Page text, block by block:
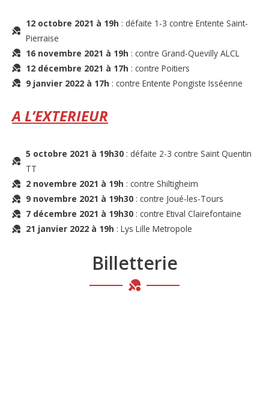
12 octobre 2021 à 19h : défaite 1-3 contre Entente Saint-
Pierraise
16 novembre 2021 à 19h : contre Grand-Quevilly ALCL
12 décembre 2021 à 17h : contre Poitiers
9 janvier 2022 à 17h : contre Entente Pongiste Isséenne
A L’EXTERIEUR
5 octobre 2021 à 19h30: défaite 2-3 contre Saint Quentin
TT
2 novembre 2021 à 19h : contre Shiltigheim
9 novembre 2021 à 19h30 : contre Joué-les-Tours
7 décembre 2021 à 19h30: contre Etival Clairefontaine
21 janvier 2022 à 19h : Lys Lille Metropole
Billetterie